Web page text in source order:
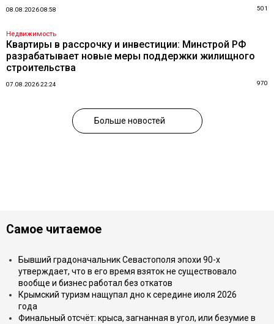
08.08.2026 08:58 501
Недвижимость
Квартиры в рассрочку и инвестиции: Минстрой РФ
разрабатывает новые меры поддержки жилищного
строительства
07.08.2026 22:24 970
Больше новостей
Самое читаемое
Бывший градоначальник Севастополя эпохи 90-х
утверждает, что в его время взяток не существовало
вообще и бизнес работал без откатов
Крымский туризм нащупал дно к середине июля 2026
года
Финальный отсчёт: крыса, загнанная в угол, или безумие в